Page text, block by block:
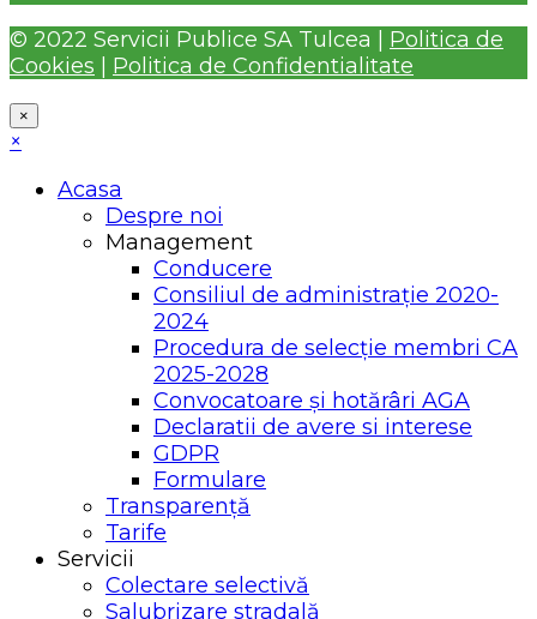
© 2022 Servicii Publice SA Tulcea | Politica de
Cookies
Politica de Confidentialitate
×
×
Acasa
Despre noi
Management
Conducere
Consiliul de administrație 2020-
2024
Procedura de selecție membri CA
2025-2028
Convocatoare și hotărâri AGA
Declaratii de avere si interese
GDPR
Formulare
Transparență
Tarife
Servicii
Colectare selectivă
Salubrizare stradală